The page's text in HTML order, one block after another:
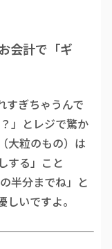
会計で「ギ
すぎちゃうんで
」とレジで驚か
大粒のもの）は
する」こと
半分までね」と
いですよ。